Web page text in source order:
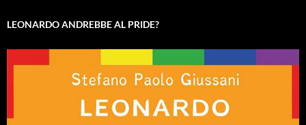
LEONARDO ANDREBBE AL PRIDE?